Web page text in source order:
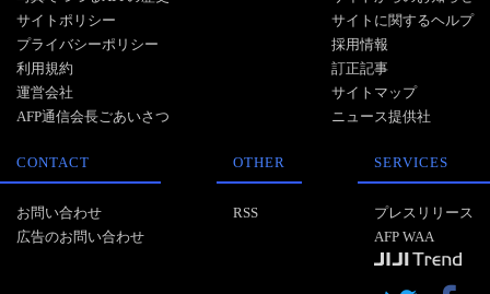
サイトポリシー
プライバシーポリシー
利用規約
運営会社
AFP通信会長ごあいさつ
サイトに関するヘルプ
採用情報
訂正記事
サイトマップ
ニュース提供社
CONTACT
お問い合わせ
広告のお問い合わせ
OTHER
RSS
SERVICES
プレスリリース
AFP WAA